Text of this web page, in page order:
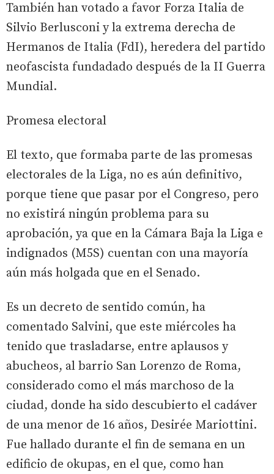
También han votado a favor Forza Italia de
Silvio Berlusconi y la extrema derecha de
Hermanos de Italia (FdI), heredera del partido
neofascista fundadado después de la II Guerra
Mundial.
Promesa electoral
El texto, que formaba parte de las promesas
electorales de la Liga, no es aún definitivo,
porque tiene que pasar por el Congreso, pero
no existirá ningún problema para su
aprobación, ya que en la Cámara Baja la Liga e
indignados (M5S) cuentan con una mayoría
aún más holgada que en el Senado.
Es un decreto de sentido común, ha
comentado Salvini, que este miércoles ha
tenido que trasladarse, entre aplausos y
abucheos, al barrio San Lorenzo de Roma,
considerado como el más marchoso de la
ciudad, donde ha sido descubierto el cadáver
de una menor de 16 años, Desirée Mariottini.
Fue hallado durante el fin de semana en un
edificio de okupas, en el que, como han